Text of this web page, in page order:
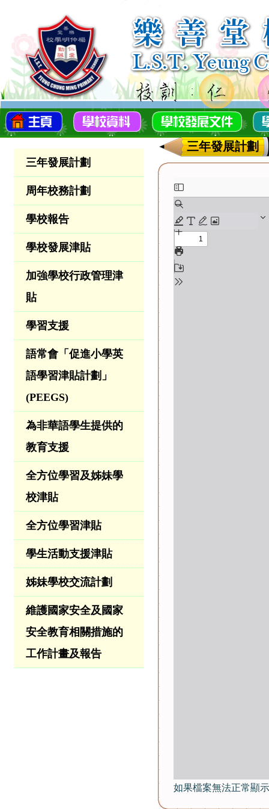
三年發展計劃
周年校務計劃
學校報告
學校發展津貼
加強學校行政管理津
貼
學習支援
語常會「促進小學英
語學習津貼計劃」
(PEEGS)
為非華語學生提供的
教育支援
全方位學習及姊妹學
校津貼
全方位學習津貼
學生活動支援津貼
姊妹學校交流計劃
維護國家安全及國家
安全教育相關措施的
工作計畫及報告
三年發展計劃
如果檔案無法正常顯